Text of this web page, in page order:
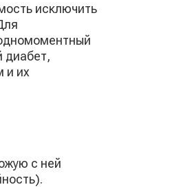
исключить
диабет,
и их
с ней